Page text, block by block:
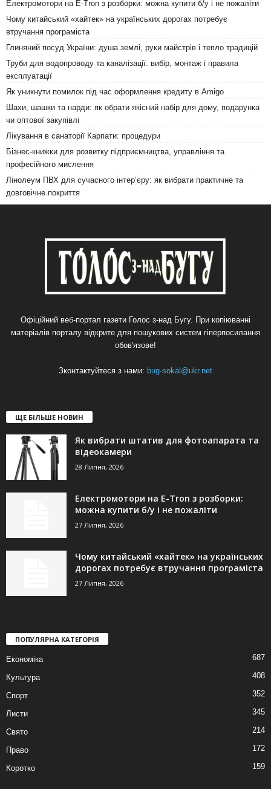
Електромотори на E-Tron з розборки: можна купити б/у і не пожаліти
Чому китайський «хайтек» на українських дорогах потребує
втручання програміста
Глиняний посуд України: душа землі, руки майстрів і тепло традицій
Труби для водопроводу та каналізації: вибір, монтаж і правила
експлуатації
Як уникнути помилок під час оформлення кредиту в Amigo
Шахи, шашки та нарди: як обрати якісний набір для дому, подарунка
чи оптової закупівлі
Лікування в санаторії Карпати: процедури
Бізнес-книжки для розвитку підприємництва, управління та
професійного мислення
Лінолеум ПВХ для сучасного інтер’єру: як вибрати практичне та
довговічне покриття
Офіційний веб-портал газети Голос з-над Бугу. При копіюванні
матеріалів порталу відкрите для пошукових систем гіперпосилання
обов'язове!
Зконтактуйтеся з нами: bug-sokal@ukr.net
ЩЕ БІЛЬШЕ НОВИН
Як вибрати штатив для фотоапарата та
відеокамери
28 Липня, 2026
Електромотори на E-Tron з розборки:
можна купити б/у і не пожаліти
27 Липня, 2026
Чому китайський «хайтек» на українських
дорогах потребує втручання програміста
27 Липня, 2026
ПОПУЛЯРНА КАТЕГОРІЯ
Економіка 687
Культура 408
Спорт 352
Листи 345
Свято 214
Право 172
Коротко 159